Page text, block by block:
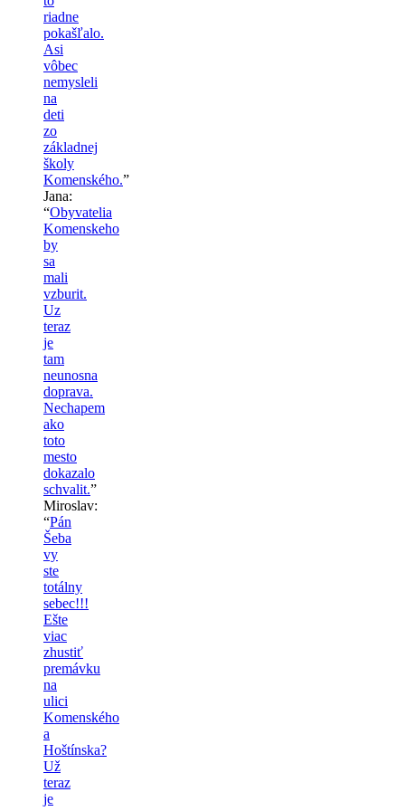
riadne
pokašľalo.
Asi
vôbec
nemysleli
na
deti
zo
základnej
školy
Komenského.”
Jana:
“Obyvatelia
Komenskeho
by
sa
mali
vzburit.
Uz
teraz
je
tam
neunosna
doprava.
Nechapem
ako
toto
mesto
dokazalo
schvalit.”
Miroslav:
“Pán
Šeba
vy
ste
totálny
sebec!!!
Ešte
viac
zhustiť
premávku
na
ulici
Komenského
a
Hoštínska?
Už
teraz
je